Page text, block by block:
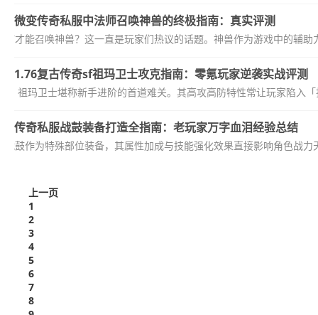
微变传奇私服中法师召唤神兽的终极指南：真实评测
何才能召唤神兽？这一直是玩家们热议的话题。神兽作为游戏中的辅
1.76复古传奇sf祖玛卫士攻克指南：零氪玩家逆袭实战评测
，祖玛卫士堪称新手进阶的首道难关。其高攻高防特性常让玩家陷入
传奇私服战鼓装备打造全指南：老玩家万字血泪经验总结
战鼓作为特殊部位装备，其属性加成与技能强化效果直接影响角色战
上一页
1
2
3
4
5
6
7
8